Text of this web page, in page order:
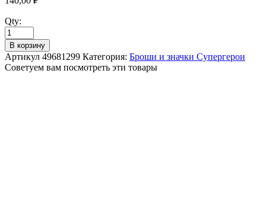
Qty:
В корзину
Артикул 49681299 Категория: Броши и значки Супергерои
Советуем вам посмотреть эти товары